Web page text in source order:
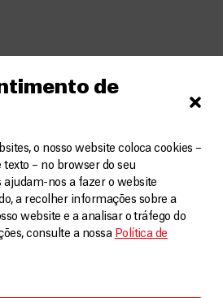
de
o nosso website coloca cookies –
– no browser do seu
ajudam-nos a fazer o website
a recolher informações sobre a
website e a analisar o tráfego do
consulte a nossa Política de